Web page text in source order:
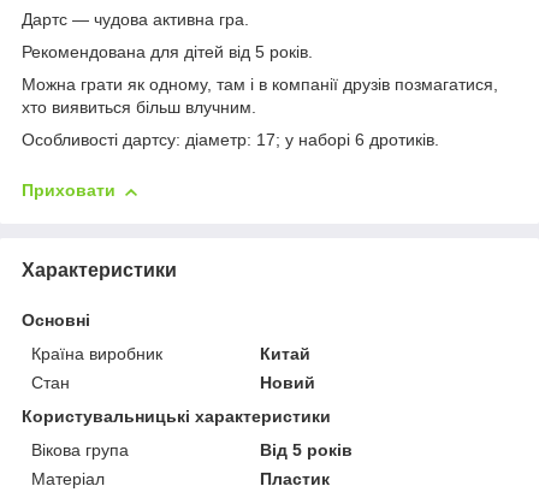
Дартс — чудова активна гра.
Рекомендована для дітей від 5 років.
Можна грати як одному, там і в компанії друзів позмагатися,
хто виявиться більш влучним.
Особливості дартсу: діаметр: 17; у наборі 6 дротиків.
Приховати
Характеристики
Основні
Країна виробник
Китай
Стан
Новий
Користувальницькі характеристики
Вікова група
Від 5 років
Матеріал
Пластик